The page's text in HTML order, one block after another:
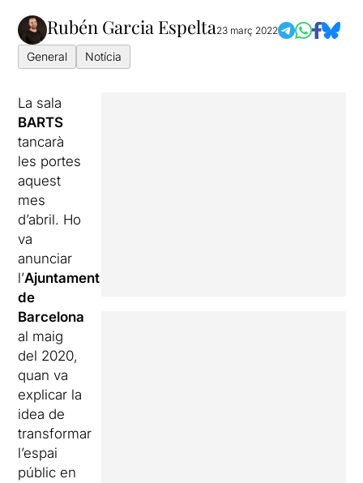
Rubén Garcia Espelta23 març 2022
General Notícia
La sala
BARTS
tancarà
les portes
aquest
mes
d’abril. Ho
va
anunciar
l’Ajuntament
de
Barcelona
al maig
del 2020,
quan va
explicar la
idea de
transformar
l’espai
públic en